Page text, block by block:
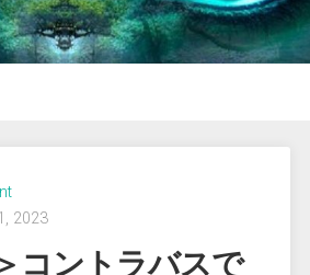
2023
コントラバスで